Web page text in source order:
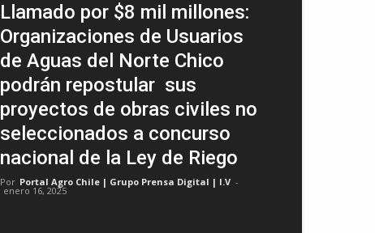
Llamado por $8 mil millones:
Organizaciones de Usuarios
de Aguas del Norte Chico
podrán repostular sus
proyectos de obras civiles no
seleccionados a concurso
nacional de la Ley de Riego
Por Portal Agro Chile | Grupo Prensa Digital | I.V -
enero 16, 2025